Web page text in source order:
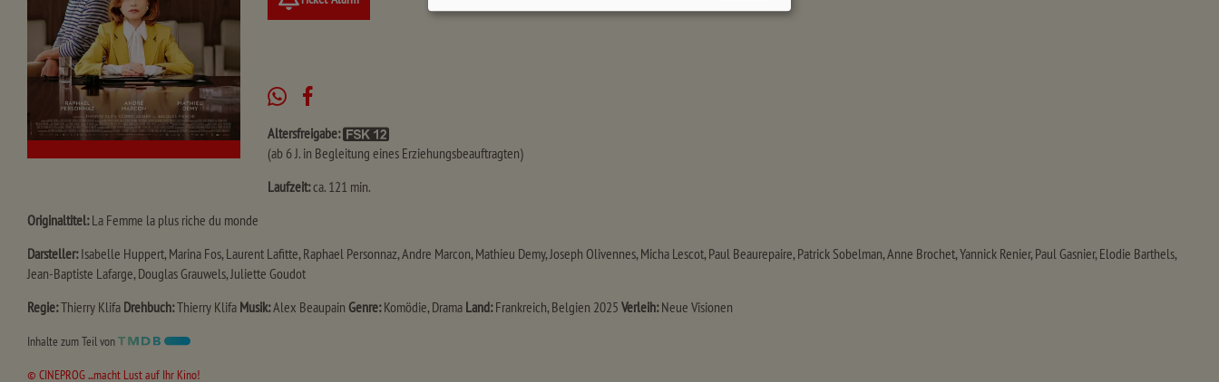
Altersfreigabe:
(ab 6 J. in Begleitung eines Erziehungsbeauftragten)
Laufzeit:ca. 121 min.
Originaltitel:La Femme la plus riche du monde
Darsteller:Isabelle Huppert, Marina Fos, Laurent Lafitte, Raphael Personnaz, Andre Marcon, Mathieu Demy, Joseph Olivennes, Micha Lescot, Paul Beaurepaire, Patrick Sobelman, Anne Brochet, Yannick Renier, Paul Gasnier, Elodie Barthels,
Jean-Baptiste Lafarge, Douglas Grauwels, Juliette Goudot
Regie:Thierry Klifa Drehbuch:Thierry Klifa Musik:Alex Beaupain Genre: Komödie, Drama Land: Frankreich, Belgien 2025 Verleih:Neue Visionen
Inhalte zum Teil von
© CINEPROG ...macht Lust auf Ihr Kino!